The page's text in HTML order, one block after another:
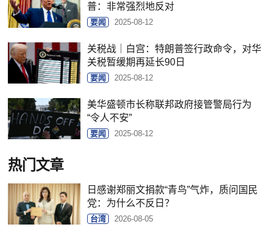
普：非常强烈地反对
要闻 2025-08-12
关税战｜白宫：特朗普签行政命令，对华
关税暂缓期再延长90日
要闻 2025-08-12
美华盛顿市长称联邦政府接管警局行为
“令人不安”
要闻 2025-08-12
热门文章
日感谢郑丽文捐款“青鸟”气炸，质问国民
党：为什么不反日？
台湾 2026-08-05